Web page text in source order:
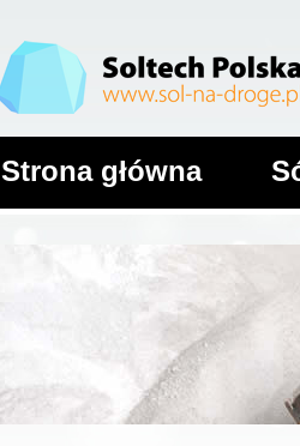
Strona główna